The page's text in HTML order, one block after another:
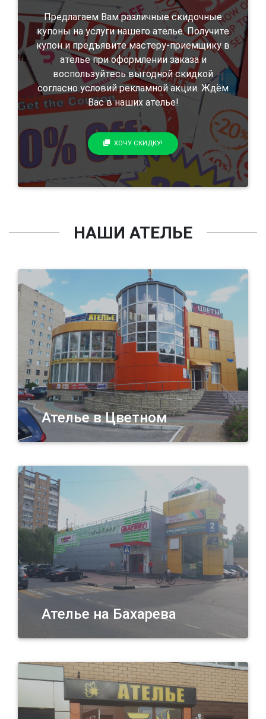
Предлагаем Вам различные скидочные
купоны на услуги нашего ателье. Получите
купон и предъявите мастеру-приемщику в
ателье при оформлении заказа и
воспользуйтесь выгодной скидкой
согласно условий рекламной акции. Ждём
Вас в наших ателье!
ХОЧУ СКИДКУ!
НАШИ АТЕЛЬЕ
Ателье в Цветном
Ателье на Бахарева